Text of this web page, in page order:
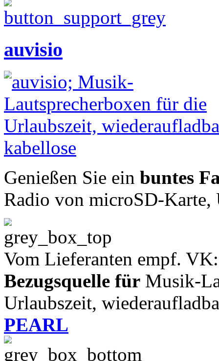
auvisio
Genießen Sie ein buntes
Radio von microSD-
Vom Lieferanten empf.
Bezugsquelle für Musik-
Urlaubszeit,
PEARL